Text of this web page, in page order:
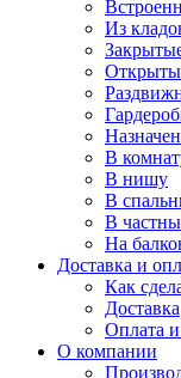
Из
В
В нишу
В
В
На
Доставка и
Как
Доставка
Оплата и
О компании